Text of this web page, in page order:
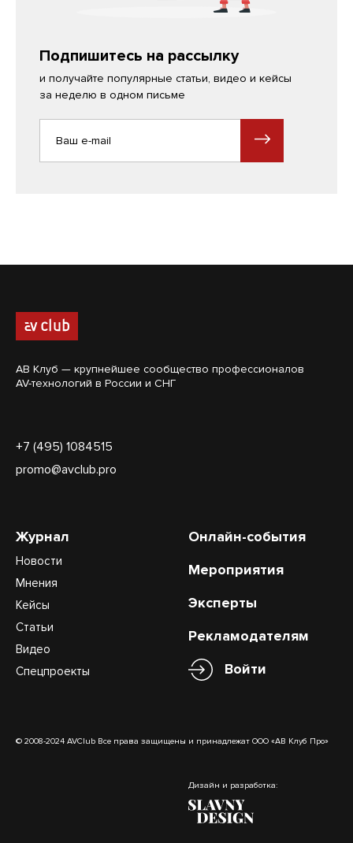
Подпишитесь на рассылку
и получайте популярные статьи, видео и кейсы
за неделю в одном письме
АВ Клуб — крупнейшее сообщество профессионалов
AV-технологий в России и СНГ
+7 (495) 1084515
promo@avclub.pro
Журнал
Новости
Мнения
Кейсы
Статьи
Видео
Спецпроекты
Онлайн-события
Мероприятия
Эксперты
Рекламодателям
Войти
© 2008-2024 AVClub Все права защищены и принадлежат ООО «АВ Клуб Про»
Дизайн и разработка: